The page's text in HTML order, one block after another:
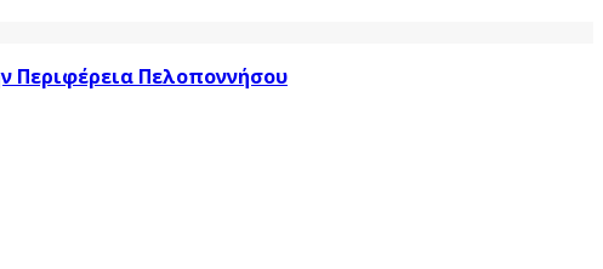
Περιφέρεια Πελοποννήσου